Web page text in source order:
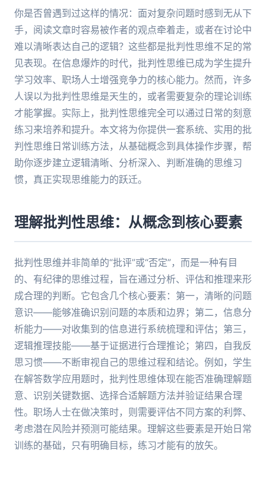
你是否曾遇到过这样的情况：面对复杂问题时感到无从下
手，阅读文章时容易被作者的观点牵着走，或者在讨论中
难以清晰表达自己的逻辑？这些都是批判性思维不足的常
见表现。在信息爆炸的时代，批判性思维已成为学生提升
学习效率、职场人士增强竞争力的核心能力。然而，许多
人误以为批判性思维是天生的，或者需要复杂的理论训练
才能掌握。实际上，批判性思维完全可以通过日常的刻意
练习来培养和提升。本文将为你提供一套系统、实用的批
判性思维日常训练方法，从基础概念到具体操作步骤，帮
助你逐步建立逻辑清晰、分析深入、判断准确的思维习
惯，真正实现思维能力的跃迁。
理解批判性思维：从概念到核心要素
批判性思维并非简单的“批评”或“否定”，而是一种有目
的、有纪律的思维过程，旨在通过分析、评估和推理来形
成合理的判断。它包含几个核心要素：第一，清晰的问题
意识——能够准确识别问题的本质和边界；第二，信息分
析能力——对收集到的信息进行系统梳理和评估；第三，
逻辑推理技能——基于证据进行合理推论；第四，自我反
思习惯——不断审视自己的思维过程和结论。例如，学生
在解答数学应用题时，批判性思维体现在能否准确理解题
意、识别关键数据、选择合适解题方法并验证结果合理
性。职场人士在做决策时，则需要评估不同方案的利弊、
考虑潜在风险并预测可能结果。理解这些要素是开始日常
训练的基础，只有明确目标，练习才能有的放矢。